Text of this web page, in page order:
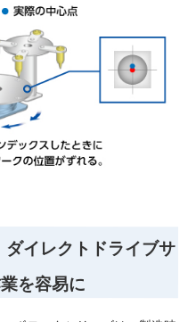
ダイレクトドライブサ
を容易に